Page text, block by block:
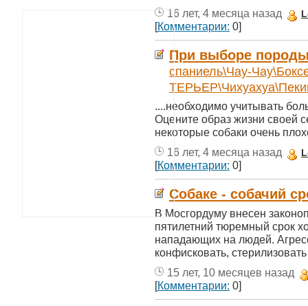
16 лет, 4 месяца назад
[Комментарии: 0]
При выборе
спаниель\Чау-
....необходимо учитывать
Оцените образ жизни своей
некоторые собаки очень
16 лет, 4 месяца назад
[Комментарии: 0]
Собаке - собачий
В Мосгордуму внесен
пятилетний тюремный срок
нападающих на людей.
конфисковать,
15 лет, 10 месяцев назад
[Комментарии: 0]